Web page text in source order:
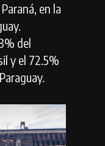
en la
del
y el 72.5%